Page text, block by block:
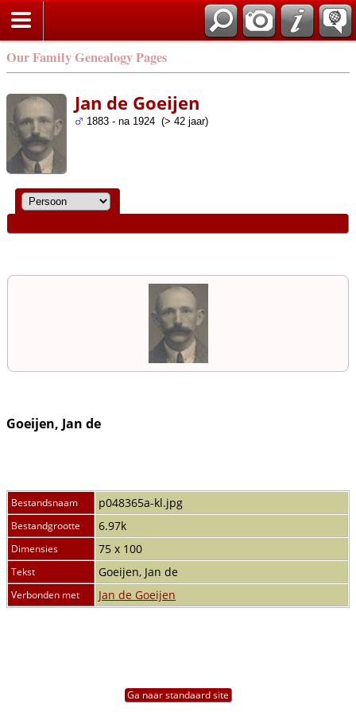
Our Family Genealogy Pages
Jan de Goeijen
1883 - na 1924 (> 42 jaar)
Goeijen, Jan de
Bestandsnaam p048365a-kl.jpg
Bestandgrootte 6.97k
Dimensies 75 x 100
Tekst Goeijen, Jan de
Verbonden met Jan de Goeijen
Ga naar standaard site